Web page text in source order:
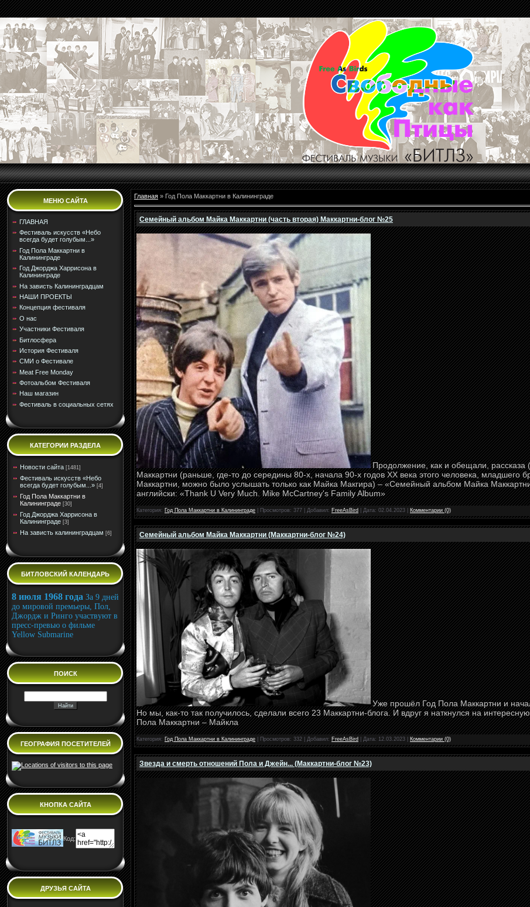
->
МЕНЮ САЙТА
ГЛАВНАЯ
Фестиваль искусств «Небо
всегда будет голубым...»
Год Пола Маккартни в
Калининграде
Год Джорджа Харрисона в
Калининграде
На зависть Калининградцам
НАШИ ПРОЕКТЫ
Концепция фестиваля
О нас
Участники Фестиваля
Битлосфера
История Фестиваля
СМИ о Фестивале
Meat Free Monday
Фотоальбом Фестиваля
Наш магазин
Фестиваль в социальных сетях
КАТЕГОРИИ РАЗДЕЛА
Новости сайта [1481]
Фестиваль искусств «Небо
всегда будет голубым...» [4]
Год Пола Маккартни в
Калининграде [30]
Год Джорджа Харрисона в
Калининграде [3]
На зависть калининградцам [6]
БИТЛОВСКИЙ КАЛЕНДАРЬ
8 июля 1968 года За 9 дней
до мировой премьеры, Пол,
Джордж и Ринго участвуют в
пресс-превью о фильме
Yellow Submarine
ПОИСК
ГЕОГРАФИЯ ПОСЕТИТЕЛЕЙ
КНОПКА САЙТА
Код:
ДРУЗЬЯ САЙТА
Главная » Год Пола Маккартни в Калининграде
Семейный альбом Майка Маккартни (часть вторая) Маккартни-блог №25
Продолжение, как и обещали, рассказа
Маккартни (раньше, где-то до середины 80-х, начала 90-х годов ХХ века этого человека, младшего
Маккартни, можно было услышать только как Майка Макгира) – «Семейный альбом Майка
английски: «Thank U Very Much. Mike McCartney's Family Album»
Категория: Год Пола Маккартни в Калининграде | Просмотров: 377 | Добавил: FreeAsBird | Дата: 02.04.2023 Комментарии (0)
Семейный альбом Майка Маккартни (Маккартни-блог №24)
Уже прошёл Год Пола Маккартни и
Но мы, как-то так получилось, сделали всего 23 Маккартни-блога. И вдруг я наткнулся на
Пола Маккартни – Майкла
Категория: Год Пола Маккартни в Калининграде | Просмотров: 332 | Добавил: FreeAsBird | Дата: 12.03.2023 Комментарии (0)
Звезда и смерть отношений Пола и Джейн... (Маккартни-блог №23)